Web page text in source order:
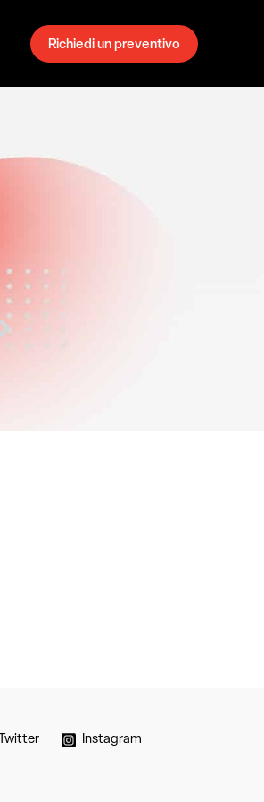
Richiedi un preventivo
Successivo
Twitter Instagram